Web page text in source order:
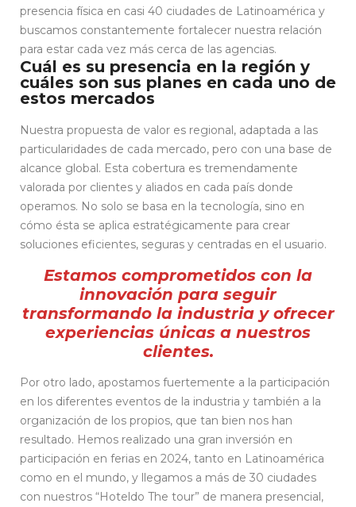
presencia física en casi 40 ciudades de Latinoamérica y
buscamos constantemente fortalecer nuestra relación
para estar cada vez más cerca de las agencias.
Cuál es su presencia en la región y
cuáles son sus planes en cada uno de
estos mercados
Nuestra propuesta de valor es regional, adaptada a las
particularidades de cada mercado, pero con una base de
alcance global. Esta cobertura es tremendamente
valorada por clientes y aliados en cada país donde
operamos. No solo se basa en la tecnología, sino en
cómo ésta se aplica estratégicamente para crear
soluciones eficientes, seguras y centradas en el usuario.
Estamos comprometidos con la
innovación para seguir
transformando la industria y ofrecer
experiencias únicas a nuestros
clientes.
Por otro lado, apostamos fuertemente a la participación
en los diferentes eventos de la industria y también a la
organización de los propios, que tan bien nos han
resultado. Hemos realizado una gran inversión en
participación en ferias en 2024, tanto en Latinoamérica
como en el mundo, y llegamos a más de 30 ciudades
con nuestros “Hoteldo The tour” de manera presencial,